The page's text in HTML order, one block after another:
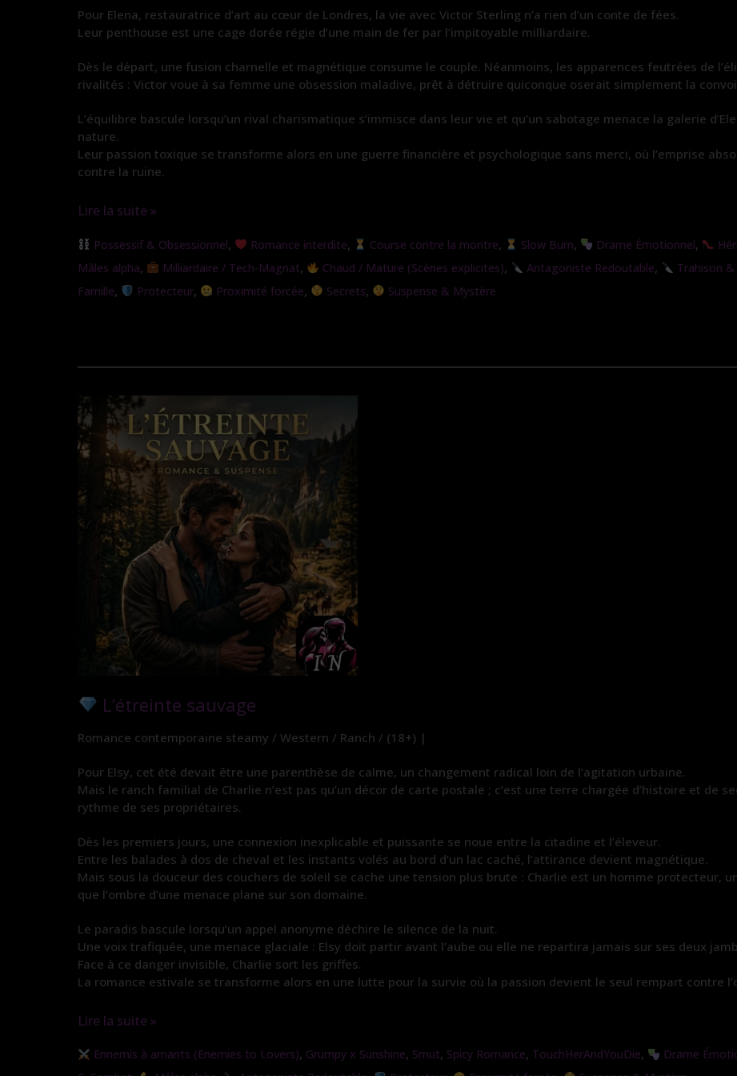
Pour Elena, restauratrice d’art au cœur de Londres, la vie avec Victor Sterling n’a rien d’un conte de fées.
Leur penthouse est une cage dorée régie d’une main de fer par l’impitoyable milliardaire.
Dès le départ, une fusion charnelle et magnétique consume le couple. Néanmoins, les apparences feutrées de
rivalités : Victor voue à sa femme une obsession maladive, prêt à détruire quiconque oserait simplement la
L’équilibre bascule lorsqu’un rival charismatique s’immisce dans leur vie et qu’un sabotage menace la galerie
nature.
Leur passion toxique se transforme alors en une guerre financière et psychologique sans merci, où l’emprise
contre la ruine.
emprise
Lire la suite »
Possessif & Obsessionnel, Romance interdite, Course contre la montre, Slow Burn, Drame Émotionnel,
Mâles alpha, Milliardaire / Tech-Magnat, Chaud / Mature (Scènes explicites), Antagoniste Redoutable, Trahison
Famille, Protecteur, Proximité forcée, Secrets, Suspense & Mystère
L’étreinte sauvage
Romance contemporaine steamy / Western / Ranch / (18+) |
Pour Elsy, cet été devait être une parenthèse de calme, un changement radical loin de l’agitation urbaine.
Mais le ranch familial de Charlie n’est pas qu’un décor de carte postale ; c’est une terre chargée d’histoire et de
rythme de ses propriétaires.
Dès les premiers jours, une connexion inexplicable et puissante se noue entre la citadine et l’éleveur.
Entre les balades à dos de cheval et les instants volés au bord d’un lac caché, l’attirance devient magnétique.
Mais sous la douceur des couchers de soleil se cache une tension plus brute : Charlie est un homme protecteur,
que l’ombre d’une menace plane sur son domaine.
Le paradis bascule lorsqu’un appel anonyme déchire le silence de la nuit.
Une voix trafiquée, une menace glaciale : Elsy doit partir avant l’aube ou elle ne repartira jamais sur ses deux
Face à ce danger invisible, Charlie sort les griffes.
La romance estivale se transforme alors en une lutte pour la survie où la passion devient le seul rempart contre
sauvage
Lire la suite »
Ennemis à amants (Enemies to Lovers), Grumpy x Sunshine, Smut, Spicy Romance, TouchHerAndYouDie, Drame